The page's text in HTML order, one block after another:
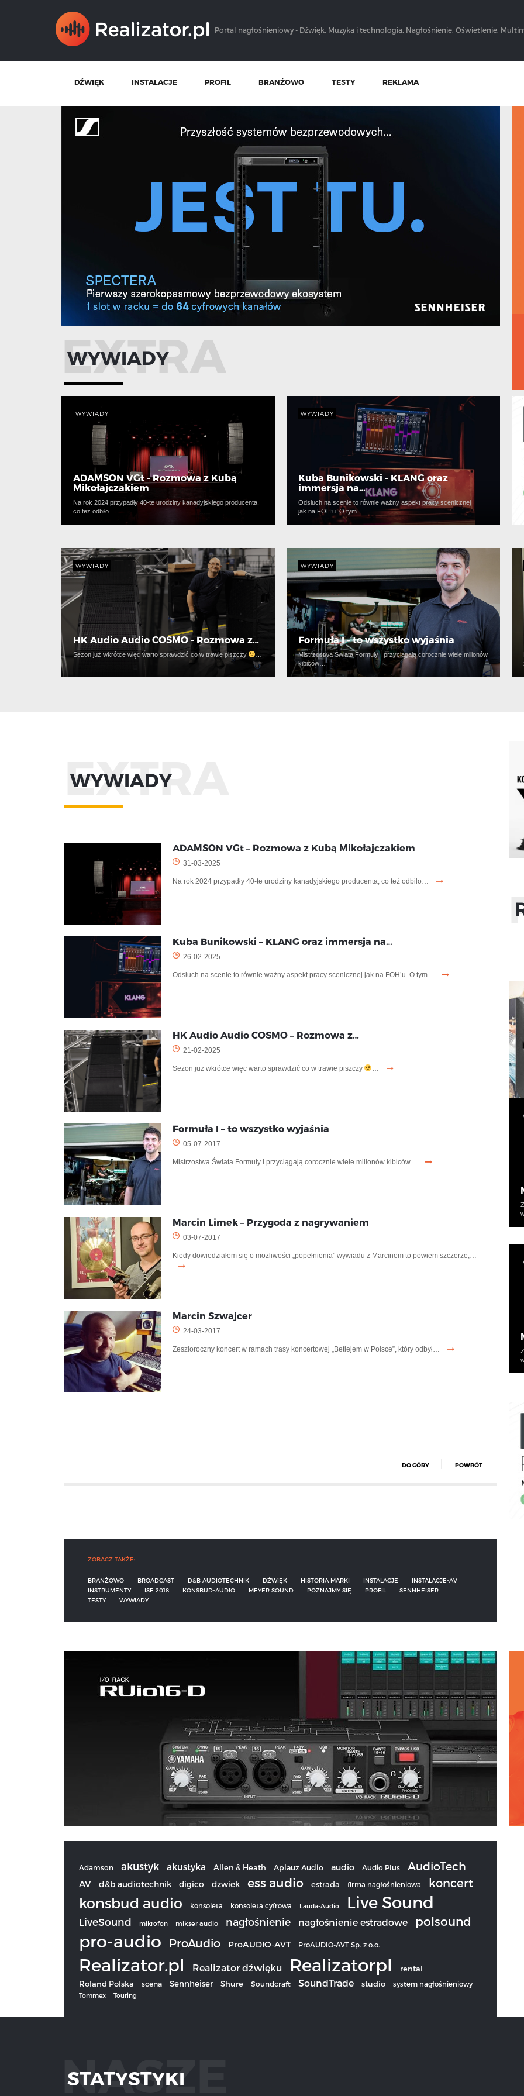
Portal nagłośnieniowy - Dźwięk, Muzyka i technologia, Nagłośnienie, Oświetlenie,
DŹWIĘK INSTALACJE PROFIL BRANŻOWO TESTY REKLAMA
EXTRA
WYWIADY
WYWIADY
ADAMSON VGt - Rozmowa z Kubą
Mikołajczakiem
Na rok 2024 przypadły 40-te urodziny kanadyjskiego producenta,
co też odbiło…
WYWIADY
Kuba Bunikowski - KLANG oraz
immersja na…
Odsłuch na scenie to równie ważny aspekt pracy scenicznej
jak na FOH’u. O tym…
WYWIADY
HK Audio Audio COSMO - Rozmowa z…
Sezon już wkrótce więc warto sprawdzić co w trawie piszczy
WYWIADY
Formuła I - to wszystko wyjaśnia
Mistrzostwa Świata Formuły I przyciągają corocznie wiele milionów
kibiców…
EXTRA
WYWIADY
ADAMSON VGt – Rozmowa z Kubą Mikołajczakiem
31-03-2025
Na rok 2024 przypadły 40-te urodziny kanadyjskiego producenta, co też odbiło…
Kuba Bunikowski – KLANG oraz immersja na…
26-02-2025
Odsłuch na scenie to równie ważny aspekt pracy scenicznej jak na FOH’u. O tym…
HK Audio Audio COSMO – Rozmowa z…
21-02-2025
Sezon już wkrótce więc warto sprawdzić co w trawie piszczy …
Formuła I – to wszystko wyjaśnia
05-07-2017
Mistrzostwa Świata Formuły I przyciągają corocznie wiele milionów kibiców…
Marcin Limek – Przygoda z nagrywaniem
03-07-2017
Kiedy dowiedziałem się o możliwości „popełnienia” wywiadu z Marcinem to powiem szczerze,…
Marcin Szwajcer
24-03-2017
Zeszłoroczny koncert w ramach trasy koncertowej „Betlejem w Polsce”, który odbył…
DO GÓRY POWRÓT
ZOBACZ TAKŻE:
BRANŻOWO BROADCAST D&B AUDIOTECHNIK DŹWIĘK HISTORIA MARKI INSTALACJE
INSTALACJE-AV
INSTRUMENTY
ISE 2018 KONSBUD-AUDIO MEYER SOUND POZNAJMY SIĘ PROFIL
SENNHEISER
TESTY
WYWIADY
Adamson akustyk akustyka Allen & Heath Aplauz Audio audio Audio Plus AudioTech
AV d&b audiotechnik digico dzwiek ess audio estrada firma nagłośnieniowa koncert
konsbud audio konsoleta konsoleta cyfrowa Lauda-Audio Live Sound
LiveSound mikrofon mikser audio nagłośnienie nagłośnienie estradowe polsound
pro-audio ProAudio ProAUDIO-AVT ProAUDIO-AVT Sp. z o.o.
Realizator.pl Realizator dźwięku Realizatorpl
rental
Roland Polska
scena Sennheiser Shure Soundcraft SoundTrade studio system nagłośnieniowy
Tommex Touring
NASZE
STATYSTYKI